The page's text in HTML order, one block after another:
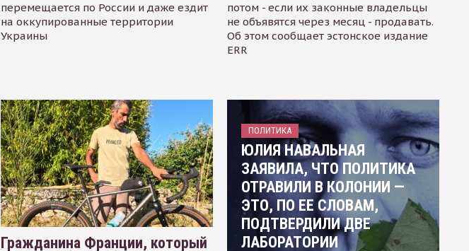
перемещается по России и даже ездит
на оккупированные территории
Украины
потом - если их законные владельцы
не объявятся через месяц - продавать.
Об этом сообщает эстонское издание
ERR
Гражданина Франции, который
ПОЛИТИКА
ЮЛИЯ НАВАЛЬНАЯ
ЗАЯВИЛА, ЧТО ПОЛИТИКА
ОТРАВИЛИ В КОЛОНИИ —
ЭТО, ПО ЕЕ СЛОВАМ,
ПОДТВЕРДИЛИ ДВЕ
ЛАБОРАТОРИИ